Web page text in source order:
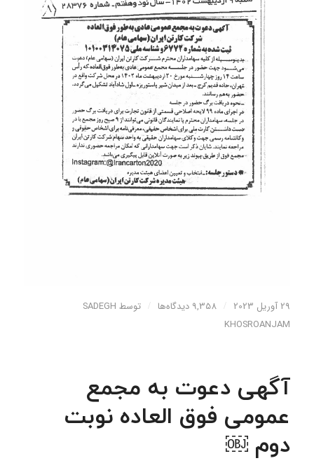
29 آوریل 2023 9,358 دیدگاه‌ها توسط SADEGH
KHOSROANJAM
آگهی دعوت به مجمع
عمومی فوق العاده نوبت
دوم ￼